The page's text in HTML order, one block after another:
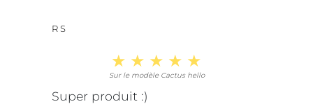
R S
Sur le modèle Cactus hello
Super produit :)